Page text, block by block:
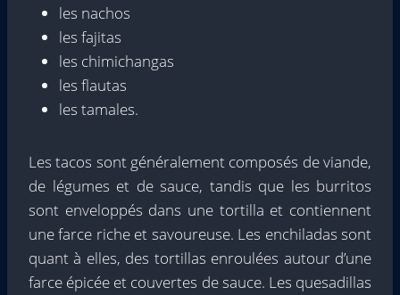
les nachos
les fajitas
les chimichangas
les flautas
les tamales.
Les tacos sont généralement composés de viande,
de légumes et de sauce, tandis que les burritos
sont enveloppés dans une tortilla et contiennent
une farce riche et savoureuse. Les enchiladas sont
quant à elles, des tortillas enroulées autour d’une
farce épicée et couvertes de sauce. Les quesadillas